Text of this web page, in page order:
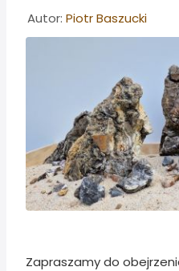
Informacje o artykule
Autor: Piotr Baszucki
Zapraszamy do